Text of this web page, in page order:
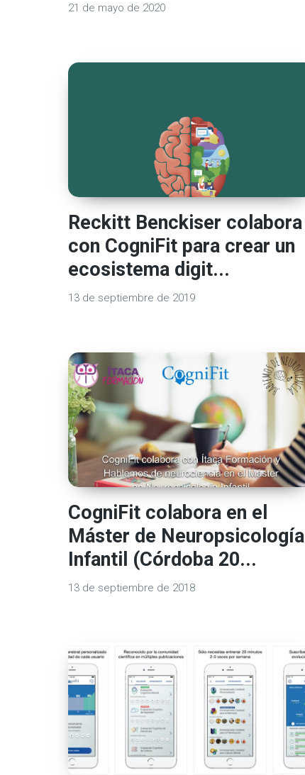
21 de mayo de 2020
Reckitt Benckiser colabora
con CogniFit para crear un
ecosistema digit...
13 de septiembre de 2019
CogniFit colabora en el
Máster de Neuropsicología
Infantil (Córdoba 20...
13 de septiembre de 2018